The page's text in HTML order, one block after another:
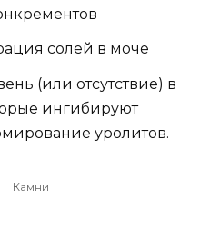
солей в моче
(или отсутствие) в
ингибируют
уролитов.
Камни